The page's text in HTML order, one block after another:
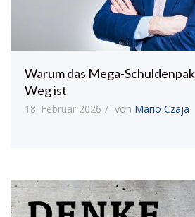
Warum das Mega-
Weg ist
18. Februar 2026 von Mario Czaja